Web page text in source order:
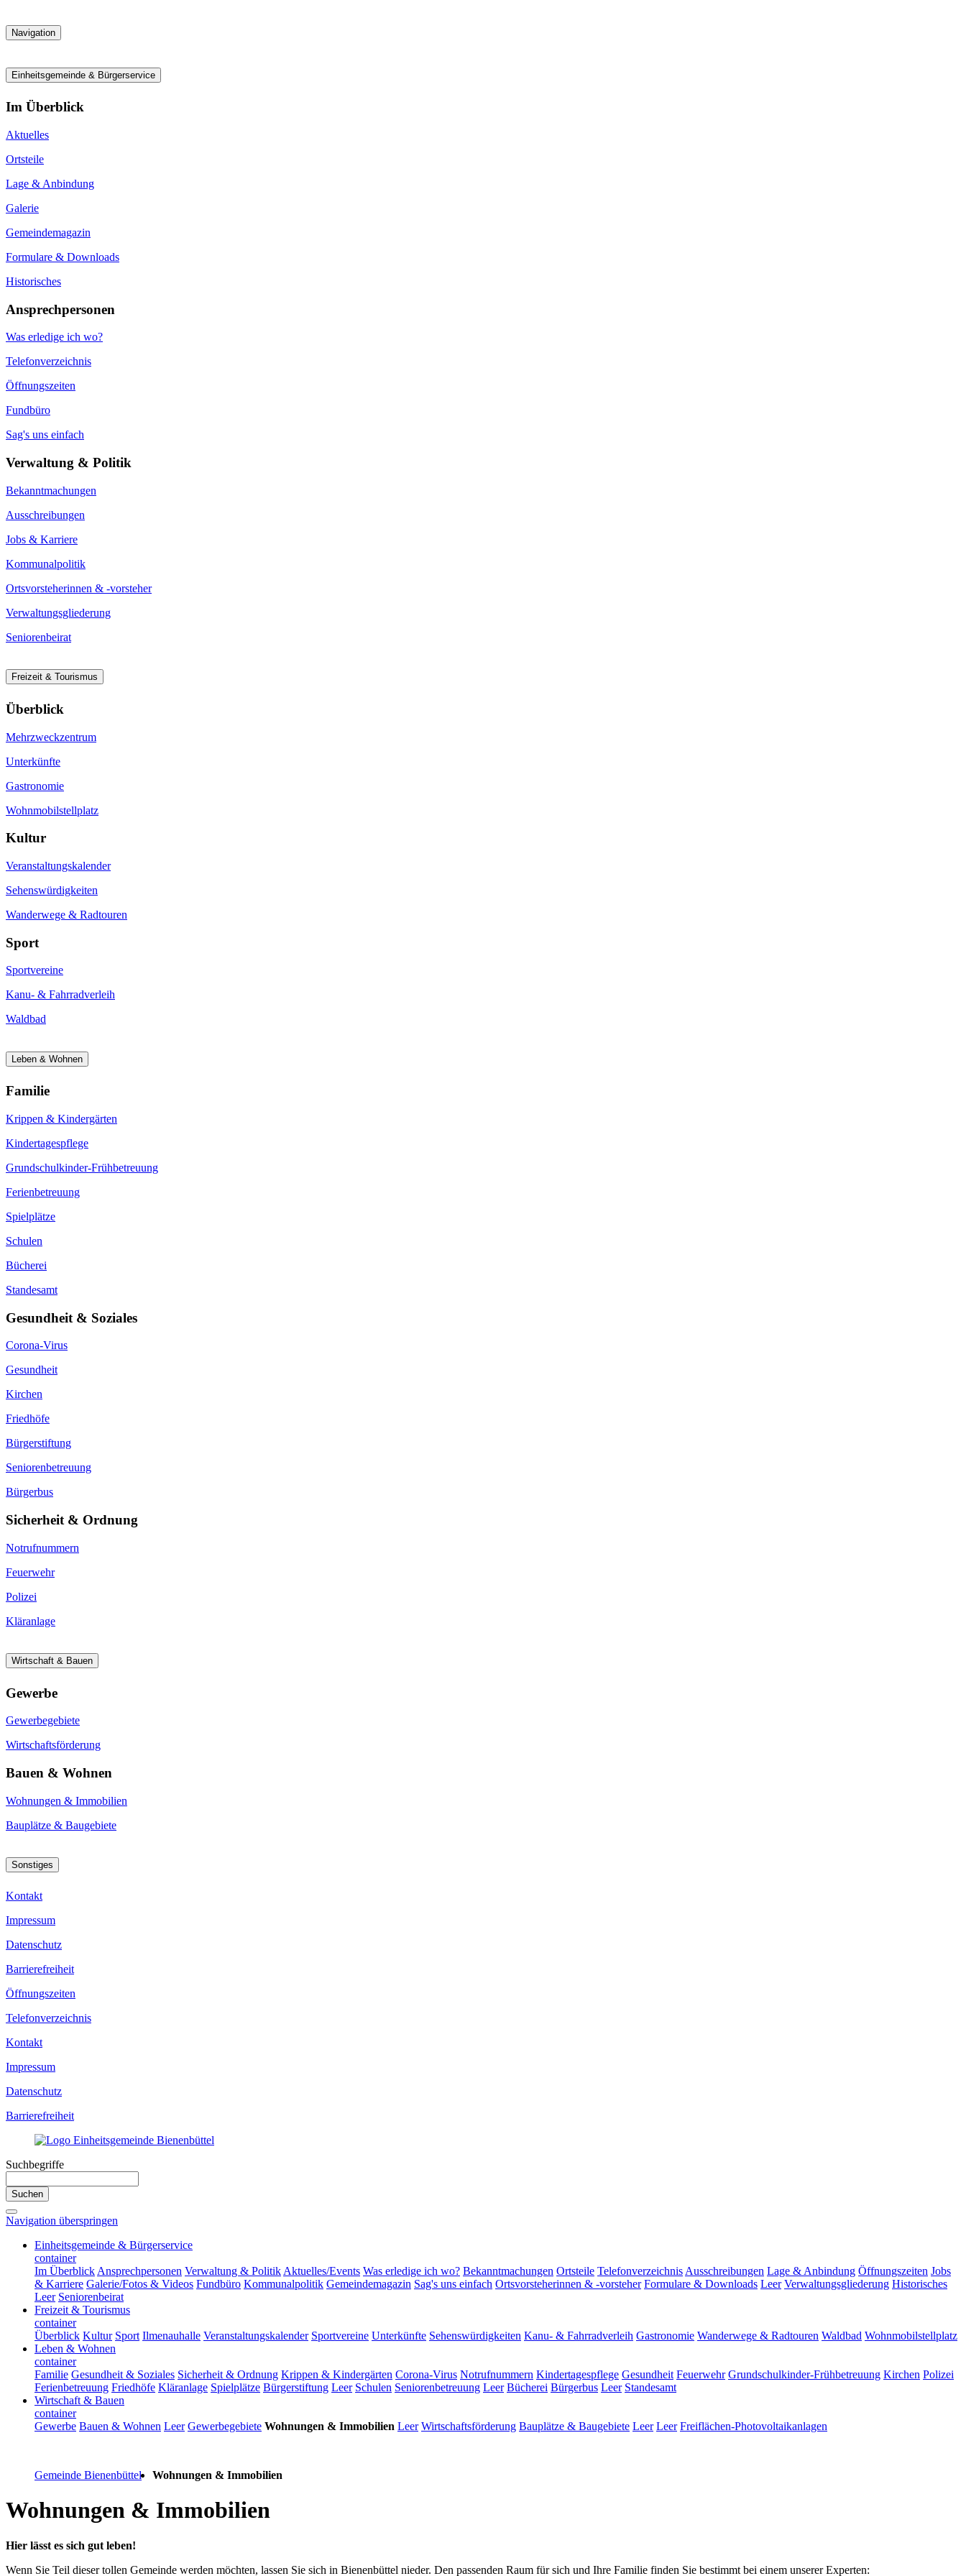
Navigation
Einheitsgemeinde & Bürgerservice
Im Überblick
Aktuelles
Ortsteile
Lage & Anbindung
Galerie
Gemeindemagazin
Formulare & Downloads
Historisches
Ansprechpersonen
Was erledige ich wo?
Telefonverzeichnis
Öffnungszeiten
Fundbüro
Sag's uns einfach
Verwaltung & Politik
Bekanntmachungen
Ausschreibungen
Jobs & Karriere
Kommunalpolitik
Ortsvorsteherinnen & -vorsteher
Verwaltungsgliederung
Seniorenbeirat
Freizeit & Tourismus
Überblick
Mehrzweckzentrum
Unterkünfte
Gastronomie
Wohnmobilstellplatz
Kultur
Veranstaltungskalender
Sehenswürdigkeiten
Wanderwege & Radtouren
Sport
Sportvereine
Kanu- & Fahrradverleih
Waldbad
Leben & Wohnen
Familie
Krippen & Kindergärten
Kindertagespflege
Grundschulkinder-Frühbetreuung
Ferienbetreuung
Spielplätze
Schulen
Bücherei
Standesamt
Gesundheit & Soziales
Corona-Virus
Gesundheit
Kirchen
Friedhöfe
Bürgerstiftung
Seniorenbetreuung
Bürgerbus
Sicherheit & Ordnung
Notrufnummern
Feuerwehr
Polizei
Kläranlage
Wirtschaft & Bauen
Gewerbe
Gewerbegebiete
Wirtschaftsförderung
Bauen & Wohnen
Wohnungen & Immobilien
Bauplätze & Baugebiete
Sonstiges
Kontakt
Impressum
Datenschutz
Barrierefreiheit
Öffnungszeiten
Telefonverzeichnis
Kontakt
Impressum
Datenschutz
Barrierefreiheit
Suchbegriffe
Suchen
Navigation überspringen
Einheitsgemeinde & Bürgerservice
container
Im Überblick Ansprechpersonen Verwaltung & Politik Aktuelles/Events Was erledige ich wo? Bekanntmachungen Ortsteile Telefonverzeichnis Ausschreibungen Lage & Anbindung Öffnungszeiten Jobs
& Karriere Galerie/Fotos & Videos Fundbüro Kommunalpolitik Gemeindemagazin Sag's uns einfach Ortsvorsteherinnen & -vorsteher Formulare & Downloads Leer Verwaltungsgliederung Historisches
Leer Seniorenbeirat
Freizeit & Tourismus
container
Überblick Kultur Sport Ilmenauhalle Veranstaltungskalender Sportvereine Unterkünfte Sehenswürdigkeiten Kanu- & Fahrradverleih Gastronomie Wanderwege & Radtouren Waldbad Wohnmobilstellplatz
Leben & Wohnen
container
Familie Gesundheit & Soziales Sicherheit & Ordnung Krippen & Kindergärten Corona-Virus Notrufnummern Kindertagespflege Gesundheit Feuerwehr Grundschulkinder-Frühbetreuung Kirchen Polizei
Ferienbetreuung Friedhöfe Kläranlage Spielplätze Bürgerstiftung Leer Schulen Seniorenbetreuung Leer Bücherei Bürgerbus Leer Standesamt
Wirtschaft & Bauen
container
Gewerbe Bauen & Wohnen Leer Gewerbegebiete Wohnungen & Immobilien Leer Wirtschaftsförderung Bauplätze & Baugebiete Leer Leer Freiflächen-Photovoltaikanlagen
Gemeinde Bienenbüttel Wohnungen & Immobilien
Wohnungen & Immobilien
Hier lässt es sich gut leben!
Wenn Sie Teil dieser tollen Gemeinde werden möchten, lassen Sie sich in Bienenbüttel nieder. Den passenden Raum für sich und Ihre Familie finden Sie bestimmt bei einem unserer Experten: